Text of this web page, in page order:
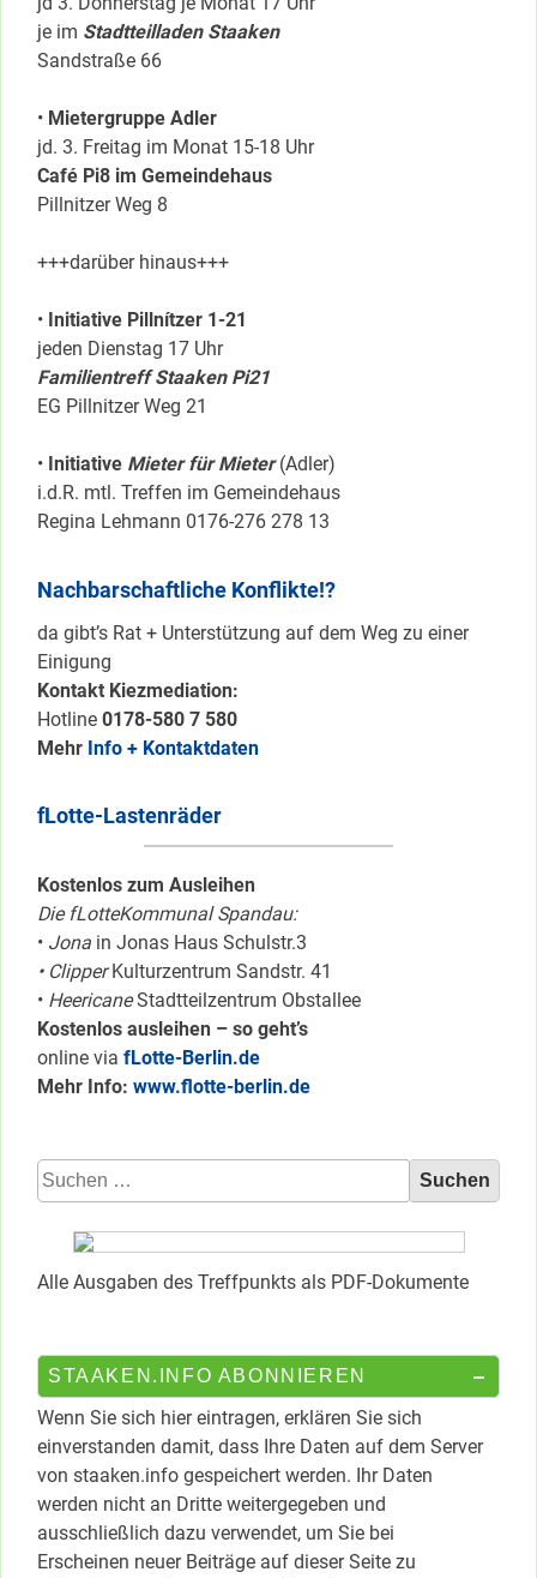
je im Stadtteilladen Staaken
Sandstraße 66
• Mietergruppe Adler
jd. 3. Freitag im Monat 15-18 Uhr
Café Pi8 im Gemeindehaus
Pillnitzer Weg 8
+++darüber hinaus+++
• Initiative Pillnítzer 1-21
jeden Dienstag 17 Uhr
Familientreff Staaken Pi21
EG Pillnitzer Weg 21
• Initiative Mieter für Mieter(Adler)
i.d.R. mtl. Treffen im Gemeindehaus
Regina Lehmann 0176-276 278 13
Nachbarschaftliche Konflikte!?
da gibt’s Rat + Unterstützung auf dem Weg zu einer
Einigung
Kontakt Kiezmediation:
Hotline 0178-580 7 580
Mehr Info + Kontaktdaten
fLotte-Lastenräder
Kostenlos zum Ausleihen
Die fLotteKommunal Spandau:
• Jona in Jonas Haus Schulstr.3
• ClipperKulturzentrum Sandstr. 41
• HeericaneStadtteilzentrum Obstallee
Kostenlos ausleihen – so geht’s
online via fLotte-Berlin.de
Mehr Info: www.flotte-berlin.de
Suchen
nach:
Alle Ausgaben des Treffpunkts als PDF-Dokumente
STAAKEN.INFO ABONNIEREN
Wenn Sie sich hier eintragen, erklären Sie sich
einverstanden damit, dass Ihre Daten auf dem Server
von staaken.info gespeichert werden. Ihr Daten
werden nicht an Dritte weitergegeben und
ausschließlich dazu verwendet, um Sie bei
Erscheinen neuer Beiträge auf dieser Seite zu